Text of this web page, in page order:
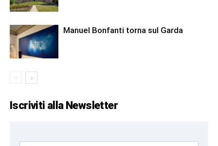
Manuel Bonfanti torna sul Garda
Iscriviti alla Newsletter